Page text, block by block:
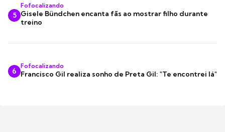
5
Fofocalizando
Gisele Bündchen encanta fãs ao mostrar filho durante
treino
6
Fofocalizando
Francisco Gil realiza sonho de Preta Gil: "Te encontrei lá"